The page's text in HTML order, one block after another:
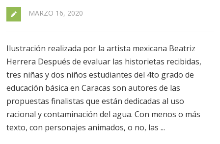
MARZO 16, 2020
Ilustración realizada por la artista mexicana Beatriz
Herrera Después de evaluar las historietas recibidas,
tres niñas y dos niños estudiantes del 4to grado de
educación básica en Caracas son autores de las
propuestas finalistas que están dedicadas al uso
racional y contaminación del agua. Con menos o más
texto, con personajes animados, o no, las ...